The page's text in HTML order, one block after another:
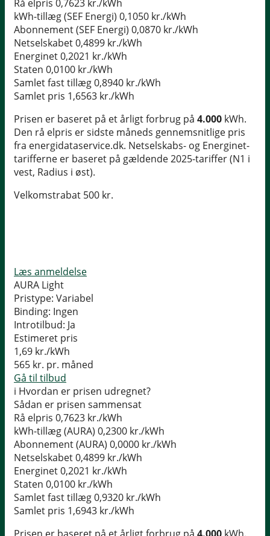
Rå elpris 0,7623 kr./kWh
kWh-tillæg (SEF Energi) 0,1050 kr./kWh
Abonnement (SEF Energi) 0,0870 kr./kWh
Netselskabet0,4899 kr./kWh
Energinet0,2021 kr./kWh
Staten 0,0100 kr./kWh
Samlet fast tillæg0,8940 kr./kWh
Samlet pris 1,6563 kr./kWh
Prisen er baseret på et årligt forbrug på 4.000 kWh.
Den rå elpris er sidste måneds gennemsnitlige pris
fra energidataservice.dk. Netselskabs- og Energinet-
tarifferne er baseret på gældende 2025-tariffer (N1 i
vest, Radius i øst).
Velkomstrabat 500 kr.
Læs anmeldelse
AURA Light
Pristype: Variabel
Binding: Ingen
Introtilbud: Ja
Estimeret pris
1,69 kr./kWh
565 kr. pr. måned
Gå til tilbud
i Hvordan er prisen udregnet?
Sådan er prisen sammensat
Rå elpris 0,7623 kr./kWh
kWh-tillæg (AURA) 0,2300 kr./kWh
Abonnement (AURA) 0,0000 kr./kWh
Netselskabet0,4899 kr./kWh
Energinet0,2021 kr./kWh
Staten 0,0100 kr./kWh
Samlet fast tillæg0,9320 kr./kWh
Samlet pris 1,6943 kr./kWh